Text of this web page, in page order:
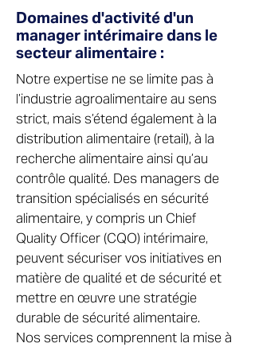
Domaines d'activité d'un
manager intérimaire dans le
secteur alimentaire :
Notre expertise ne se limite pas à
l’industrie agroalimentaire au sens
strict, mais s’étend également à la
distribution alimentaire (retail), à la
recherche alimentaire ainsi qu’au
contrôle qualité. Des managers de
transition spécialisés en sécurité
alimentaire, y compris un Chief
Quality Officer (CQO) intérimaire,
peuvent sécuriser vos initiatives en
matière de qualité et de sécurité et
mettre en œuvre une stratégie
durable de sécurité alimentaire.
Nos services comprennent la mise à